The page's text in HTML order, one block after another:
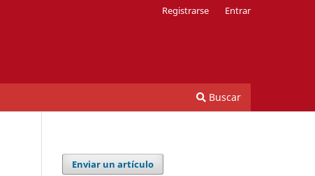
Buscar
Registrarse Entrar
Enviar un artículo